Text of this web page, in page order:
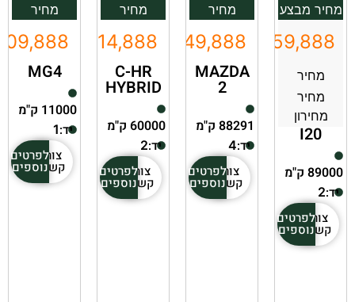
מחיר מבצע
מחיר
מחיר
מחירון
₪59,888
I20
89000 ק"מ
יד:2
צור
קשר
לפרטים
נוספים
מחיר
₪49,888
MAZDA
2
88291 ק"מ
יד:4
צור
קשר
לפרטים
נוספים
מחיר
₪114,888
C-HR
HYBRID
60000 ק"מ
יד:2
צור
קשר
לפרטים
נוספים
מחיר
MG4
11000 ק"מ
יד:1
צור
קשר
לפרטים
נוספים